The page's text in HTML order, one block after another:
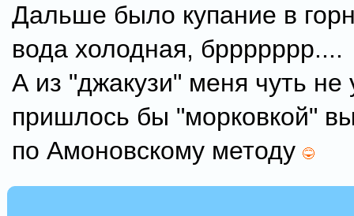
Дальше было купание в
вода холодная, бррррррр....
А из "джакузи" меня чуть не
пришлось бы "морковкой"
по Амоновскому методу